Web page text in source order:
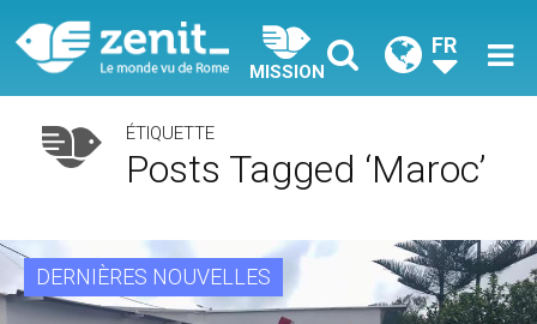
MISSION
FR
ÉTIQUETTE
Posts Tagged ‘maroc’
DERNIÈRES NOUVELLES